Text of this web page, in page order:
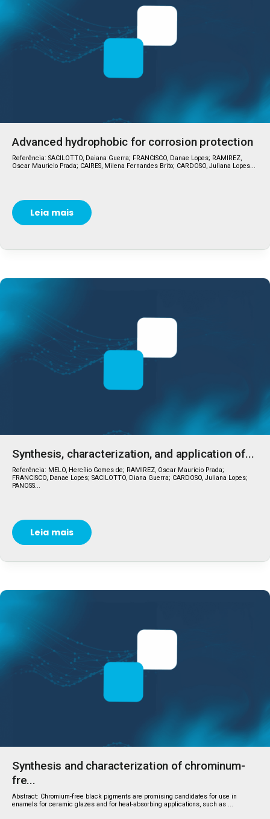
Advanced hydrophobic for corrosion protection
Referência: SACILOTTO, Daiana Guerra; FRANCISCO, Danae Lopes; RAMIREZ,
Oscar Mauricio Prada; CAIRES, Milena Fernandes Brito; CARDOSO, Juliana Lopes...
Leia mais
Synthesis, characterization, and application of...
Referência: MELO, Hercílio Gomes de; RAMIREZ, Oscar Maurício Prada;
FRANCISCO, Danae Lopes; SACILOTTO, Diana Guerra; CARDOSO, Juliana Lopes;
PANOSS...
Leia mais
Synthesis and characterization of chrominum-
fre...
Abstract: Chromium-free black pigments are promising candidates for use in
enamels for ceramic glazes and for heat-absorbing applications, such as ...